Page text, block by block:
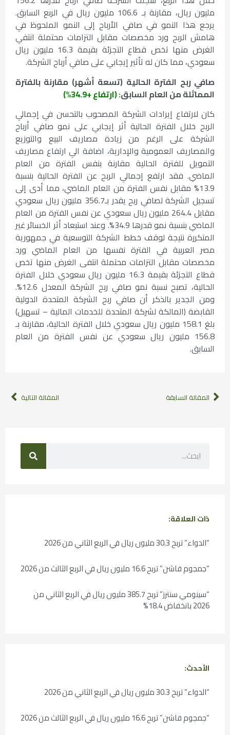
مليون ريال، مقارنة بـ 106.6 مليون ريال في الربع السابق.
يرجع هذا النمو في صافي الأرباح إلى النمو الملحوظ في
هامش الربح ورد مخصصات مقابل التزامات محتملة انتفي
الغرض منها تخص قطاع التجزئة بقيمة 16.3 مليون ريال
سعودي، مما كان له تأثير إيجابي على صافي أرباح الشركة.
صافي ربح الفترة الحالية (تسعة أشهر) مقارنة بالفترة
المماثلة من العام السابق:(ارتفاع +34.9%)
كان لارتفاع إيرادات الشركة المصحوب بالتحسن في إجمالي
الربح خلال الفترة الحالية أثر إيجابي على نمو صافي أرباح
الشركة على الرغم من زيادة مصاريف البيع والتوزيع
والمصاريف العمومية والإدارية، اضافة الي ارتفاع مصاريف
التمويل للفترة الحالية مقارنة بنفس الفترة من العام
الماضي. فقد ارتفع إجمالي الربح عن الفترة الحالية بنسبة
13.9% مقابل نفس الفترة من العام الماضي، مما أدى إلى
تسجيل الشركة لصافي ربح يقدر بـ356.7 مليون ريال سعودي
مقابل 264.4 مليون ريال سعودي عن نفس الفترة من العام
الماضي بنسبة نمو قدرها 34.9%. وعند استبعاد أثر الخسائر غير
المتكررة نتيجة لوقف خطط الشركة التوسعية في جمهورية
مصر العربية في الفترة نفسها من العام الماضي ورد
مخصصات مقابل التزامات محتملة انتفى الغرض منها تخص
قطاع التجزئة بقيمة 16.3 مليون ريال سعودي خلال الفترة
الحالية، تصبح نسبة نمو صافي ربح الشركة المعدل 12.6%.
ومن الجدير بالذكر أن صافي ربح الشركة المتحدة الدولية
القابضة (المالكة لشركة المتحدة للخدمات المالية – تسهيل)
بلغ 158.1 مليون ريال سعودي خلال الفترة الحالية، مقارنة بـ
156.8 مليون ريال سعودي عن نفس الفترة من العام
السابق.
المقالة السابقة المقالة التالية
ذات العلاقة:
“الدواء” تربح 30.3 مليون ريال في الربع الثاني من 2026
“جمجوم فاشن” تربح 16.6 مليون ريال في الربع الثالث من 2026
“سينومي سنترز” تربح 385.7 مليون ريال في الربع الثاني من
2026 بانخفاض 18.4%
الأحدث:
“الدواء” تربح 30.3 مليون ريال في الربع الثاني من 2026
“جمجوم فاشن” تربح 16.6 مليون ريال في الربع الثالث من 2026